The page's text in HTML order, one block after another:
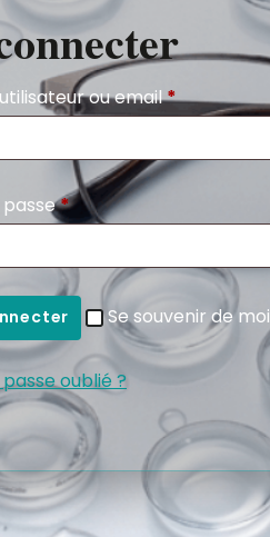
ou email*
passe*
Se souvenir de moi
oublié ?